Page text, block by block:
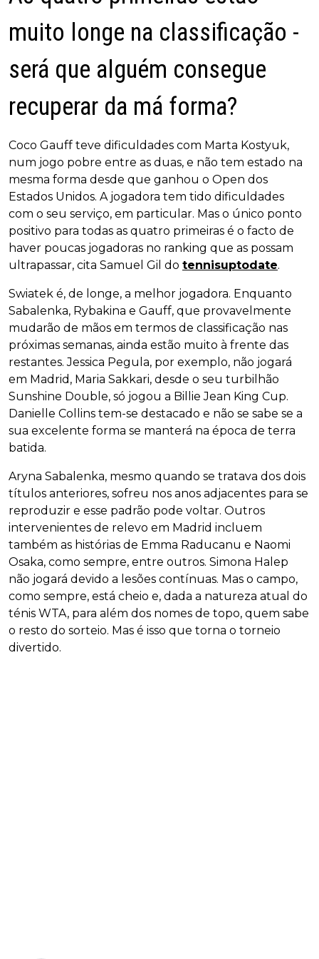
muito longe na classificação -
será que alguém consegue
recuperar da má forma?
Coco Gauff teve dificuldades com Marta Kostyuk,
num jogo pobre entre as duas, e não tem estado na
mesma forma desde que ganhou o Open dos
Estados Unidos. A jogadora tem tido dificuldades
com o seu serviço, em particular. Mas o único ponto
positivo para todas as quatro primeiras é o facto de
haver poucas jogadoras no ranking que as possam
ultrapassar, cita Samuel Gil do tennisuptodate.
Swiatek é, de longe, a melhor jogadora. Enquanto
Sabalenka, Rybakina e Gauff, que provavelmente
mudarão de mãos em termos de classificação nas
próximas semanas, ainda estão muito à frente das
restantes. Jessica Pegula, por exemplo, não jogará
em Madrid, Maria Sakkari, desde o seu turbilhão
Sunshine Double, só jogou a Billie Jean King Cup.
Danielle Collins tem-se destacado e não se sabe se a
sua excelente forma se manterá na época de terra
batida.
Aryna Sabalenka, mesmo quando se tratava dos dois
títulos anteriores, sofreu nos anos adjacentes para se
reproduzir e esse padrão pode voltar. Outros
intervenientes de relevo em Madrid incluem
também as histórias de Emma Raducanu e Naomi
Osaka, como sempre, entre outros. Simona Halep
não jogará devido a lesões contínuas. Mas o campo,
como sempre, está cheio e, dada a natureza atual do
ténis WTA, para além dos nomes de topo, quem sabe
o resto do sorteio. Mas é isso que torna o torneio
divertido.